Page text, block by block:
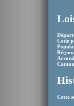
Code
Cette